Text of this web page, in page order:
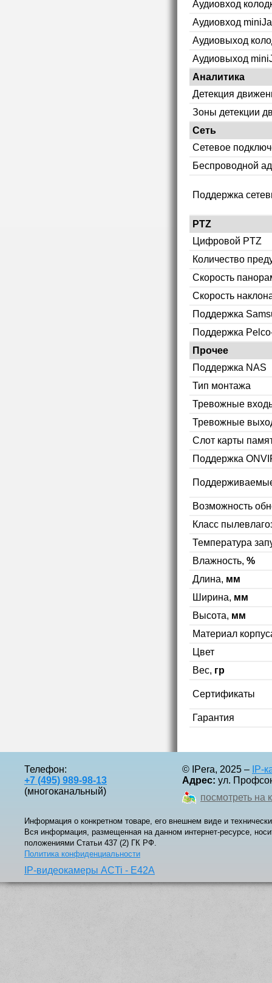
Аудиовход
Аудиовход
Аудиовыход
Аудиовыход
Аналитика
Детекция
Зоны детекции
Сеть
Сетевое
Беспроводной
Поддержка
PTZ
Цифровой PTZ
Количество
Скорость
Скорость
Поддержка
Поддержка
Прочее
Поддержка NAS
Тип монтажа
Тревожные
Тревожные
Слот карты
Поддержка
Возможность
Класс
Температура
Влажность, %
Длина, мм
Ширина, мм
Высота, мм
Материал
Цвет
Вес, гр
Сертификаты
Гарантия
Телефон:
+7 (495) 989-98-13
(многоканальный)
© IPera, 2025 – IP-
Адрес: ул.
посмотреть на
Информация о конкретном товаре, его внешнем виде и
Вся информация, размещенная на данном интернет-ресурсе,
положениями Статьи 437 (2) ГК РФ.
Политика конфиденциальности
IP-видеокамеры ACTi - E42A